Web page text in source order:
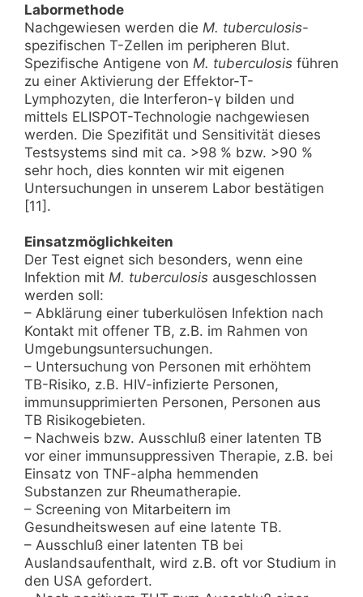
Labormethode
Nachgewiesen werden die M. tuberculosis-
spezifischen T-Zellen im peripheren Blut.
Spezifische Antigene von M. tuberculosis führen
zu einer Aktivierung der Effektor-T-
Lymphozyten, die Interferon-γ bilden und
mittels ELISPOT-Technologie nachgewiesen
werden. Die Spezifität und Sensitivität dieses
Testsystems sind mit ca. >98 % bzw. >90 %
sehr hoch, dies konnten wir mit eigenen
Untersuchungen in unserem Labor bestätigen
[11].
Einsatzmöglichkeiten
Der Test eignet sich besonders, wenn eine
Infektion mit M. tuberculosis ausgeschlossen
werden soll:
– Abklärung einer tuberkulösen Infektion nach
Kontakt mit offener TB, z.B. im Rahmen von
Umgebungsuntersuchungen.
– Untersuchung von Personen mit erhöhtem
TB-Risiko, z.B. HIV-infizierte Personen,
immunsupprimierten Personen, Personen aus
TB Risikogebieten.
– Nachweis bzw. Ausschluß einer latenten TB
vor einer immunsuppressiven Therapie, z.B. bei
Einsatz von TNF-alpha hemmenden
Substanzen zur Rheumatherapie.
– Screening von Mitarbeitern im
Gesundheitswesen auf eine latente TB.
– Ausschluß einer latenten TB bei
Auslandsaufenthalt, wird z.B. oft vor Studium in
den USA gefordert.